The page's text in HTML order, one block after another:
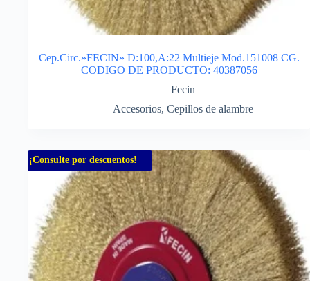
Cep.Circ.»FECIN» D:100,A:22 Multieje Mod.151008 CG.
CODIGO DE PRODUCTO: 40387056
Fecin
Accesorios, Cepillos de alambre
¡Consulte por descuentos!